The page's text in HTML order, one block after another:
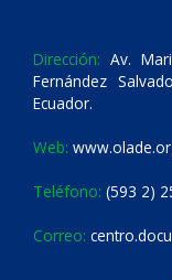
Dirección: Av.
Fernández
Ecuador.
Web:
Teléfono: (593 2)
Correo: